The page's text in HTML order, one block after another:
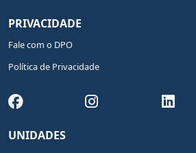
PRIVACIDADE
Fale com o DPO
Política de Privacidade
UNIDADES